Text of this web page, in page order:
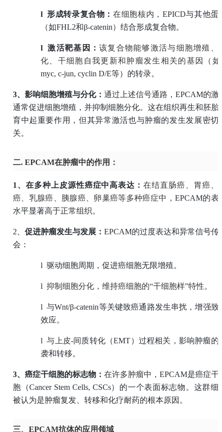
l 形成转录复合物：在细胞核内， EPICD与其他蛋
（如FHL2和β-catenin）结合形成复合物。
l 激活靶基因：该复合物能够激活与细胞增殖、
化、干细胞自我更新和肿瘤发生相关的基因（如
myc, c-jun, cyclin D/E等）的转录。
3、 影响细胞增殖与分化： 通过上述信号通路， EPCAM的激
通常促进细胞增殖，并抑制细胞分化。这在组织再生和胚胎
育中起重要作用，但其异常激活也与肿瘤的发生发展密切
关。
二. EPCAM在肿瘤中的作用：
1、 在多种上皮源性癌症中高表达：在结直肠癌、胃癌、
癌、乳腺癌、胰腺癌、卵巢癌等多种癌症中， EPCAM的表
水平显著高于正常组织。
2、 促进肿瘤发生与发展： EPCAM的过度表达和异常信号传
会：
l 驱动细胞周期，促进癌细胞无限增殖。
l 抑制细胞分化，维持癌细胞的“干细胞样”特性。
l 与Wnt/β-catenin等关键致癌通路发生串扰，增强致
效应。
l 与上皮-间质转化（EMT）过程相关，影响肿瘤的
袭和转移。
3、 癌症干细胞的标志物： 在许多肿瘤中， EPCAM是癌症干
胞（Cancer Stem Cells, CSCs）的一个表面标志物。这群细
被认为是肿瘤复发、转移和化疗耐药的根本原因。
三、EPCAM抗体的应用领域